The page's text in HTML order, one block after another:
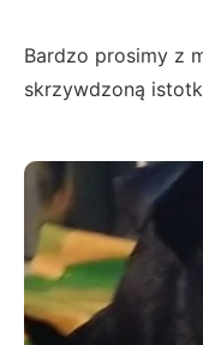
Bardzo prosimy z
skrzywdzoną